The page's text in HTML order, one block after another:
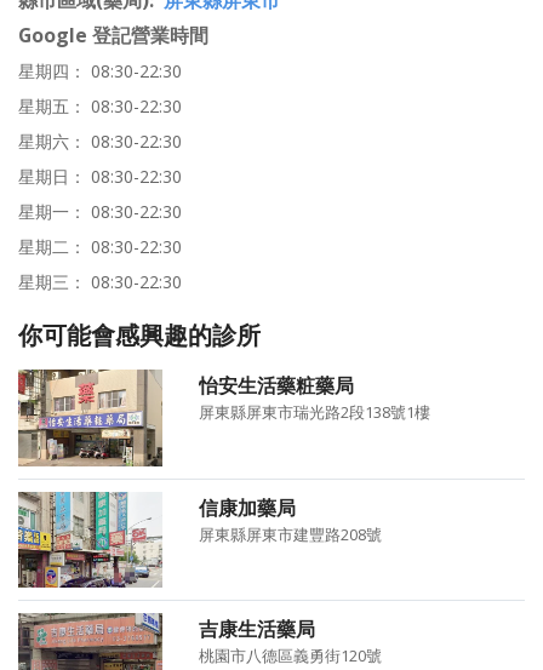
Google 登記營業時間
星期四： 08:30-22:30
星期五： 08:30-22:30
星期六： 08:30-22:30
星期日： 08:30-22:30
星期一： 08:30-22:30
星期二： 08:30-22:30
星期三： 08:30-22:30
你可能會感興趣的診所
怡安生活藥粧藥局
屏東縣屏東市瑞光路2段138號1樓
信康加藥局
屏東縣屏東市建豐路208號
吉康生活藥局
桃園市八德區義勇街120號